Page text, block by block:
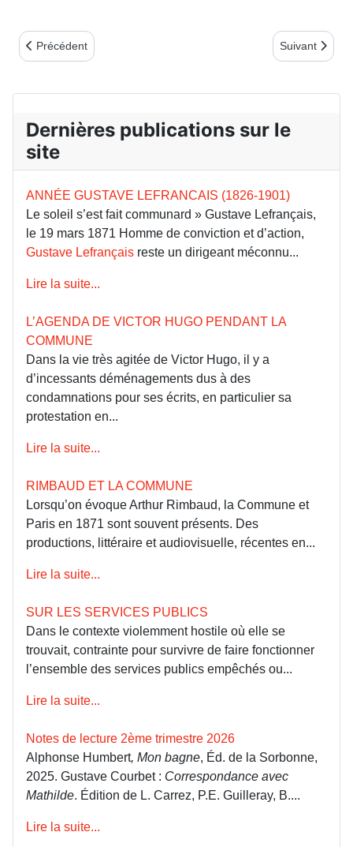
Article précédent : Marseille et Bouches-du-Rhône
Précédent Article
Suivant
Dernières publications sur le
site
ANNÉE GUSTAVE LEFRANCAIS (1826-1901)
Le soleil s’est fait communard » Gustave Lefrançais,
le 19 mars 1871 Homme de conviction et d’action,
Gustave Lefrançais reste un dirigeant méconnu...
Lire la suite...
L’AGENDA DE VICTOR HUGO PENDANT LA
COMMUNE
Dans la vie très agitée de Victor Hugo, il y a
d’incessants déménagements dus à des
condamnations pour ses écrits, en particulier sa
protestation en...
Lire la suite...
RIMBAUD ET LA COMMUNE
Lorsqu’on évoque Arthur Rimbaud, la Commune et
Paris en 1871 sont souvent présents. Des
productions, littéraire et audiovisuelle, récentes en...
Lire la suite...
SUR LES SERVICES PUBLICS
Dans le contexte violemment hostile où elle se
trouvait, contrainte pour survivre de faire fonctionner
l’ensemble des services publics empêchés ou...
Lire la suite...
Notes de lecture 2ème trimestre 2026
Alphonse Humbert, Mon bagne, Éd. de la Sorbonne,
2025. Gustave Courbet : Correspondance avec
Mathilde. Édition de L. Carrez, P.E. Guilleray, B....
Lire la suite...